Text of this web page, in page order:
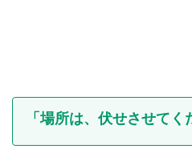
「場所は、伏せさせてく